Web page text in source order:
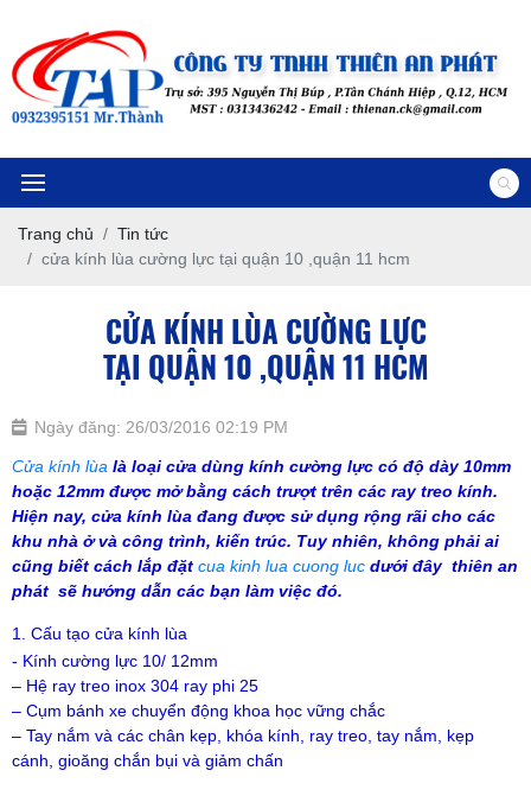
Trang chủ
Tin tức
cửa kính lùa cường lực tại quận 10 ,quận 11 hcm
CỬA KÍNH LÙA CƯỜNG LỰC
TẠI QUẬN 10 ,QUẬN 11 HCM
Ngày đăng: 26/03/2016 02:19 PM
Cửa kính lùa là loại cửa dùng kính cường lực có độ dày 10mm
hoặc 12mm được mở bằng cách trượt trên các ray treo kính.
Hiện nay, cửa kính lùa đang được sử dụng rộng rãi cho các
khu nhà ở và công trình, kiến trúc. Tuy nhiên, không phải ai
cũng biết cách lắp đặt cua kinh lua cuong luc dưới đây thiên an
phát sẽ hướng dẫn các bạn làm việc đó.
1. Cấu tạo cửa kính lùa
- Kính cường lực 10/ 12mm
– Hệ ray treo inox 304 ray phi 25
– Cụm bánh xe chuyển động khoa học vững chắc
– Tay nắm và các chân kẹp, khóa kính, ray treo, tay nắm, kẹp
cánh, gioăng chắn bụi và giảm chấn